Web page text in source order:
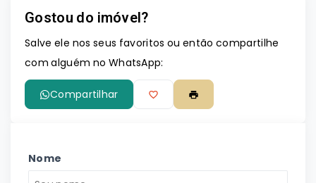
Gostou do imóvel?
Salve ele nos seus favoritos ou então compartilhe
com alguém no WhatsApp:
Compartilhar
Nome